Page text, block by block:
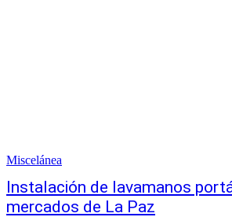
Miscelánea
Instalación de lavamanos
mercados de La Paz